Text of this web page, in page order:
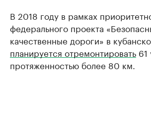
В 2018 году в рамках
федерального проекта
качественные дороги» в
планируется отремонтировать 61
протяженностью более 80 км.